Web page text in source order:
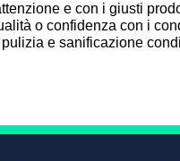
e con i giusti
o confidenza con i
e sanificazione